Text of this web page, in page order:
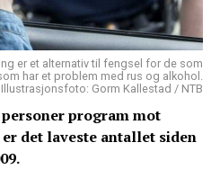
er et alternativ til fengsel for de som
har et problem med rus og alkohol.
Illustrasjonsfoto: Gorm Kallestad / NTB
program mot
det laveste antallet siden